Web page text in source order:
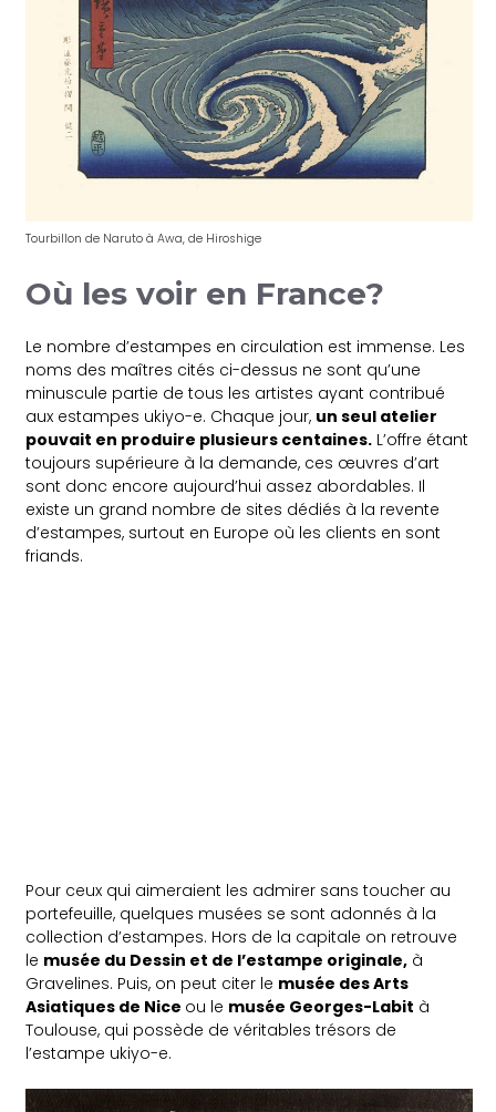
Tourbillon de Naruto à Awa, de Hiroshige
Où les voir en France?
Le nombre d’estampes en circulation est immense. Les
noms des maîtres cités ci-dessus ne sont qu’une
minuscule partie de tous les artistes ayant contribué
aux estampes ukiyo-e. Chaque jour, un seul atelier
pouvait en produire plusieurs centaines. L’offre étant
toujours supérieure à la demande, ces œuvres d’art
sont donc encore aujourd’hui assez abordables. Il
existe un grand nombre de sites dédiés à la revente
d’estampes, surtout en Europe où les clients en sont
friands.
Pour ceux qui aimeraient les admirer sans toucher au
portefeuille, quelques musées se sont adonnés à la
collection d’estampes. Hors de la capitale on retrouve
le musée du Dessin et de l’estampe originale, à
Gravelines. Puis, on peut citer le musée des Arts
Asiatiques de Nice ou le musée Georges-Labit à
Toulouse, qui possède de véritables trésors de
l’estampe ukiyo-e.